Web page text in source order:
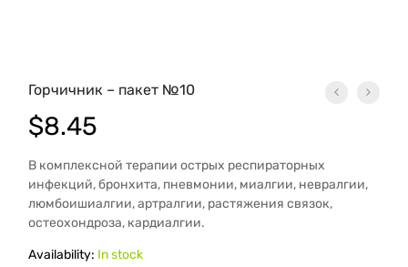
Горчичник – пакет №10
$8.45
В комплексной терапии острых респираторных
инфекций, бронхита, пневмонии, миалгии, невралгии,
люмбоишиалгии, артралгии, растяжения связок,
остеохондроза, кардиалгии.
Availability: In stock